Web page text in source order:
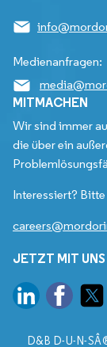
Medienanfragen:
MITMACHEN
Wir sind immer
die über ein
Interessiert? Bitte
JETZT MIT UNS
D&B D-U-N-